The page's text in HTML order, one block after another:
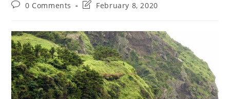
Post0 Comments
PostFebruary 8, 2020